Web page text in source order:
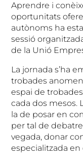
Aprendre i
oportunitats
autònoms ha
sessió
de la Unió
La jornada s’ha
trobades
espai de
cada dos mesos.
la de posar en
per tal de
vegada, donar
especialitzada en